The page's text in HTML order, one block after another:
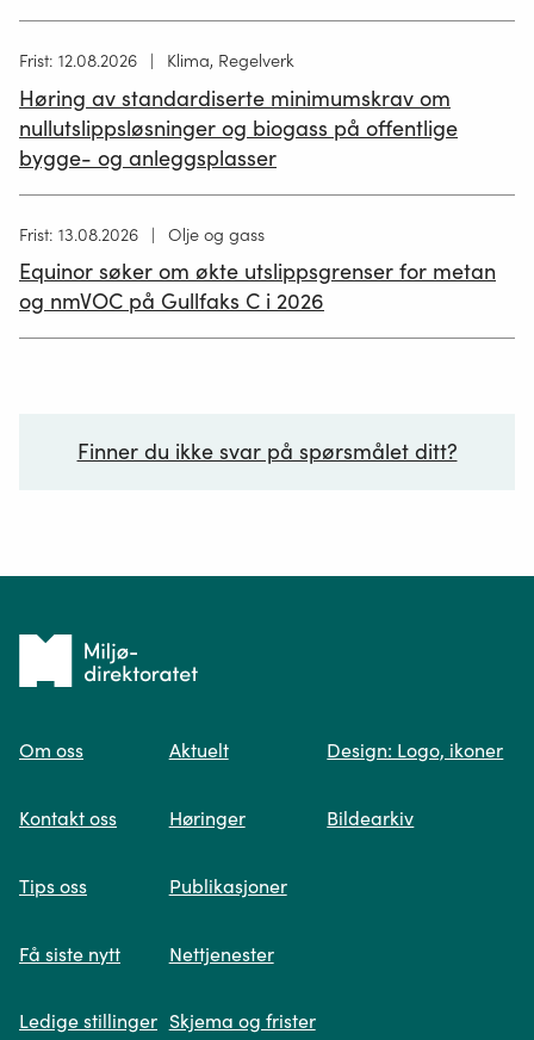
Høring
12.05.2026
Frist: 12.08.2026 Klima, Regelverk
Høring av standardiserte minimumskrav om
nullutslippsløsninger og biogass på offentlige
bygge- og anleggsplasser
Høring
02.07.2026
Frist: 13.08.2026 Olje og gass
Equinor søker om økte utslippsgrenser for metan
og nmVOC på Gullfaks C i 2026
Finner du ikke svar på spørsmålet ditt?
Spør oss
søk og viser deg vår mest relevante
Tilbake
forsiden
Om oss
Kontakt oss
Tips oss
Få siste nytt
Ledige stillinger
Aktuelt
Høringer
Publikasjoner
Nettjenester
Skjema og frister
Design: Logo, ikoner
Bildearkiv